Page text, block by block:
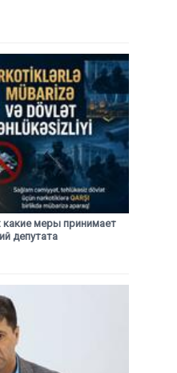
какие меры принимает
депутата